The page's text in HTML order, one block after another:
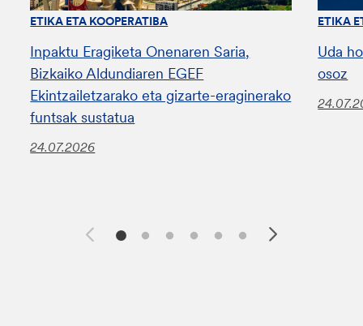
ETIKA ETA KOOPERATIBA
Inpaktu Eragiketa Onenaren Saria,
Bizkaiko Aldundiaren EGEF
Ekintzailetzarako eta gizarte-eraginerako
funtsak sustatua
24.07.2026
ETIKA
Uda
osoz